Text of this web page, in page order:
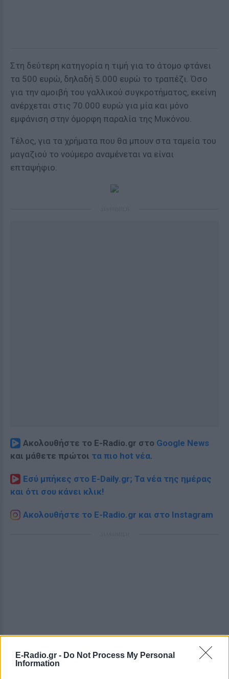
E-Radio.gr - Do Not Process My Personal
Information
Στη δεύτερη κατηγορία η τιμή για το άτομο φτάνει
τα 500 ευρώ, δηλαδή 5.000 ευρώ το τραπέζι. Όσο
για την αμοιβή του γαλλικού συγκροτήματος, εκείνη
ανέρχεται στις 70.000 ευρώ για μία και μόνο
εμφάνιση στην όμορφη παραλία της Μυκόνου.
Τέλος, για τα χρήματα που θα μπουν στα ταμεία του
μαγαζιού το νούμερο αναμένεται να είναι
επταψήφιο.
Ακολουθήστε το E-Radio.gr στο Google News
και μάθετε πρώτοι τα πιο hot νέα.
Εσύ μπήκες στο E-Daily.gr; Τα νέα της ημέρας
και ότι σου κάνει κλικ!
Ακολουθήστε το E-Radio.gr και στο Instagram